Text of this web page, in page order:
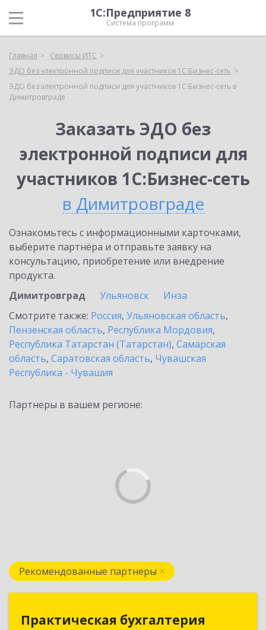
1С:Предприятие 8
Система программ
Главная
Сервисы ИТС
ЭДО без электронной подписи для участников 1С:Бизнес-сеть
ЭДО без электронной подписи для участников 1С:Бизнес-сеть в
Димитровграде
Заказать ЭДО без
электронной подписи для
участников 1С:Бизнес-сеть
в Димитровграде
Ознакомьтесь с информационными карточками,
выберите партнёра и отправьте заявку на
консультацию, приобретение или внедрение
продукта.
Димитровград
Ульяновск
Инза
Смотрите также: Россия, Ульяновская область,
Пензенская область, Республика Мордовия,
Республика Татарстан (Татарстан), Самарская
область, Саратовская область, Чувашская
Республика - Чувашия
Партнеры в вашем регионе:
Рекомендованные партнеры
Практическая бухгалтерия
Практическая бухгалтерия